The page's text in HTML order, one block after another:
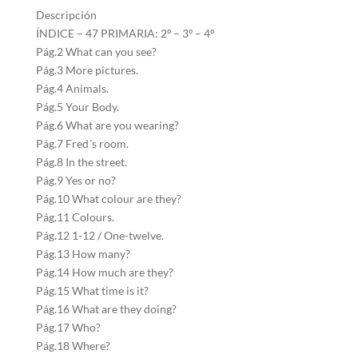
Descripción
ÍNDICE – 47 PRIMARIA: 2º – 3º – 4º
Pág.2 What can you see?
Pág.3 More pictures.
Pág.4 Animals.
Pág.5 Your Body.
Pág.6 What are you wearing?
Pág.7 Fred´s room.
Pág.8 In the street.
Pág.9 Yes or no?
Pág.10 What colour are they?
Pág.11 Colours.
Pág.12 1-12 / One-twelve.
Pág.13 How many?
Pág.14 How much are they?
Pág.15 What time is it?
Pág.16 What are they doing?
Pág.17 Who?
Pág.18 Where?